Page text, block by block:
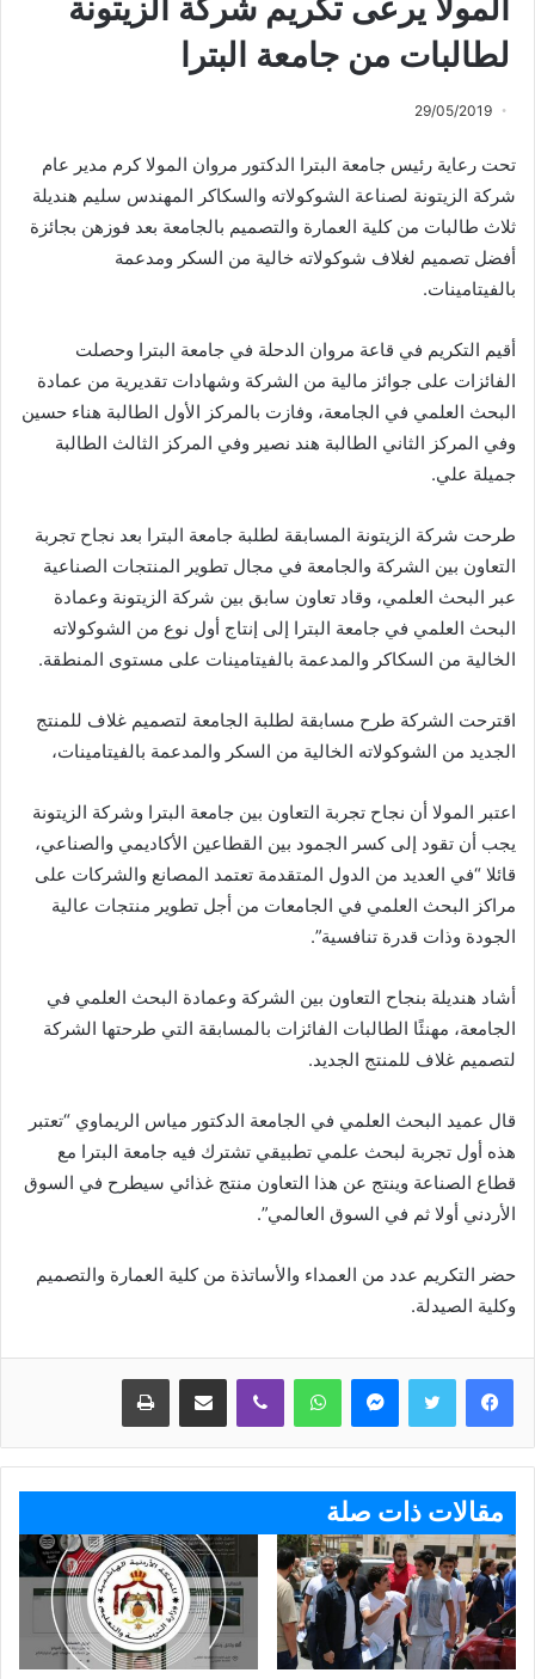
المولا يرعى تكريم شركة الزيتونة
لطالبات من جامعة البترا
29/05/2019
تحت رعاية رئيس جامعة البترا الدكتور مروان المولا كرم مدير عام
شركة الزيتونة لصناعة الشوكولاته والسكاكر المهندس سليم هنديلة
ثلاث طالبات من كلية العمارة والتصميم بالجامعة بعد فوزهن بجائزة
أفضل تصميم لغلاف شوكولاته خالية من السكر ومدعمة
بالفيتامينات.
أقيم التكريم في قاعة مروان الدحلة في جامعة البترا وحصلت
الفائزات على جوائز مالية من الشركة وشهادات تقديرية من عمادة
البحث العلمي في الجامعة، وفازت بالمركز الأول الطالبة هناء حسين
وفي المركز الثاني الطالبة هند نصير وفي المركز الثالث الطالبة
جميلة علي.
طرحت شركة الزيتونة المسابقة لطلبة جامعة البترا بعد نجاح تجربة
التعاون بين الشركة والجامعة في مجال تطوير المنتجات الصناعية
عبر البحث العلمي، وقاد تعاون سابق بين شركة الزيتونة وعمادة
البحث العلمي في جامعة البترا إلى إنتاج أول نوع من الشوكولاته
الخالية من السكاكر والمدعمة بالفيتامينات على مستوى المنطقة.
اقترحت الشركة طرح مسابقة لطلبة الجامعة لتصميم غلاف للمنتج
الجديد من الشوكولاته الخالية من السكر والمدعمة بالفيتامينات،
اعتبر المولا أن نجاح تجربة التعاون بين جامعة البترا وشركة الزيتونة
يجب أن تقود إلى كسر الجمود بين القطاعين الأكاديمي والصناعي،
قائلا “في العديد من الدول المتقدمة تعتمد المصانع والشركات على
مراكز البحث العلمي في الجامعات من أجل تطوير منتجات عالية
الجودة وذات قدرة تنافسية”.
أشاد هنديلة بنجاح التعاون بين الشركة وعمادة البحث العلمي في
الجامعة، مهنئًا الطالبات الفائزات بالمسابقة التي طرحتها الشركة
لتصميم غلاف للمنتج الجديد.
قال عميد البحث العلمي في الجامعة الدكتور مياس الريماوي “تعتبر
هذه أول تجربة لبحث علمي تطبيقي تشترك فيه جامعة البترا مع
قطاع الصناعة وينتج عن هذا التعاون منتج غذائي سيطرح في السوق
الأردني أولا ثم في السوق العالمي”.
حضر التكريم عدد من العمداء والأساتذة من كلية العمارة والتصميم
وكلية الصيدلة.
ماسنجر واتساب ڤايبر مشاركة عبر البريد طباعة
مقالات ذات صلة